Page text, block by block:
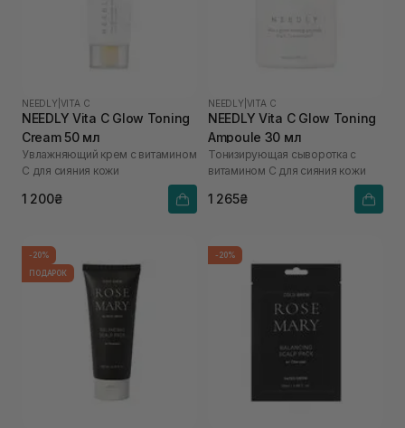
NEEDLY VITA C
NEEDLY Vita C Glow Toning
Cream 50 мл
Увлажняющий крем с витамином
С для сияния кожи
1 200₴
NEEDLY VITA C
NEEDLY Vita C Glow Toning
Ampoule 30 мл
Тонизирующая сыворотка с
витамином С для сияния кожи
1 265₴
-20%
ПОДАРОК
-20%